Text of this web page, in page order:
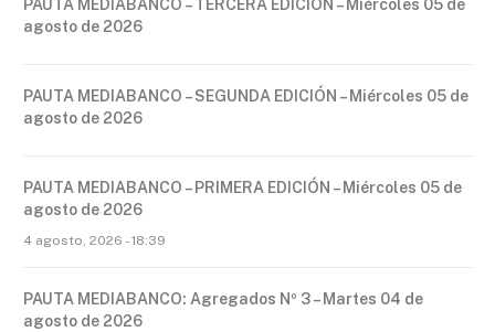
PAUTA MEDIABANCO – TERCERA EDICIÓN – Miércoles 05 de
agosto de 2026
PAUTA MEDIABANCO – SEGUNDA EDICIÓN – Miércoles 05 de
agosto de 2026
PAUTA MEDIABANCO – PRIMERA EDICIÓN – Miércoles 05 de
agosto de 2026
4 agosto, 2026 - 18:39
PAUTA MEDIABANCO: Agregados Nº 3 – Martes 04 de
agosto de 2026